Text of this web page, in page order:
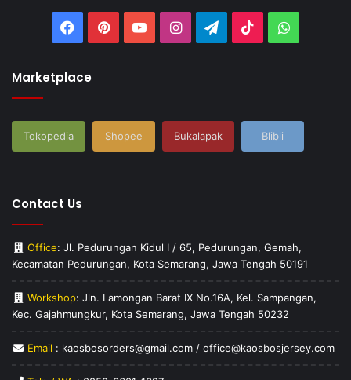
Facebook
PinterestYouTubeInstagramTelegram
TikTok
Marketplace
Tokopedia Shopee Bukalapak Blibli
Contact Us
Office: Jl. Pedurungan Kidul I / 65, Pedurungan, Gemah,
Kecamatan Pedurungan, Kota Semarang, Jawa Tengah 50191
Workshop: Jln. Lamongan Barat IX No.16A, Kel. Sampangan,
Kec. Gajahmungkur, Kota Semarang, Jawa Tengah 50232
Email : kaosbosorders@gmail.com / office@kaosbosjersey.com